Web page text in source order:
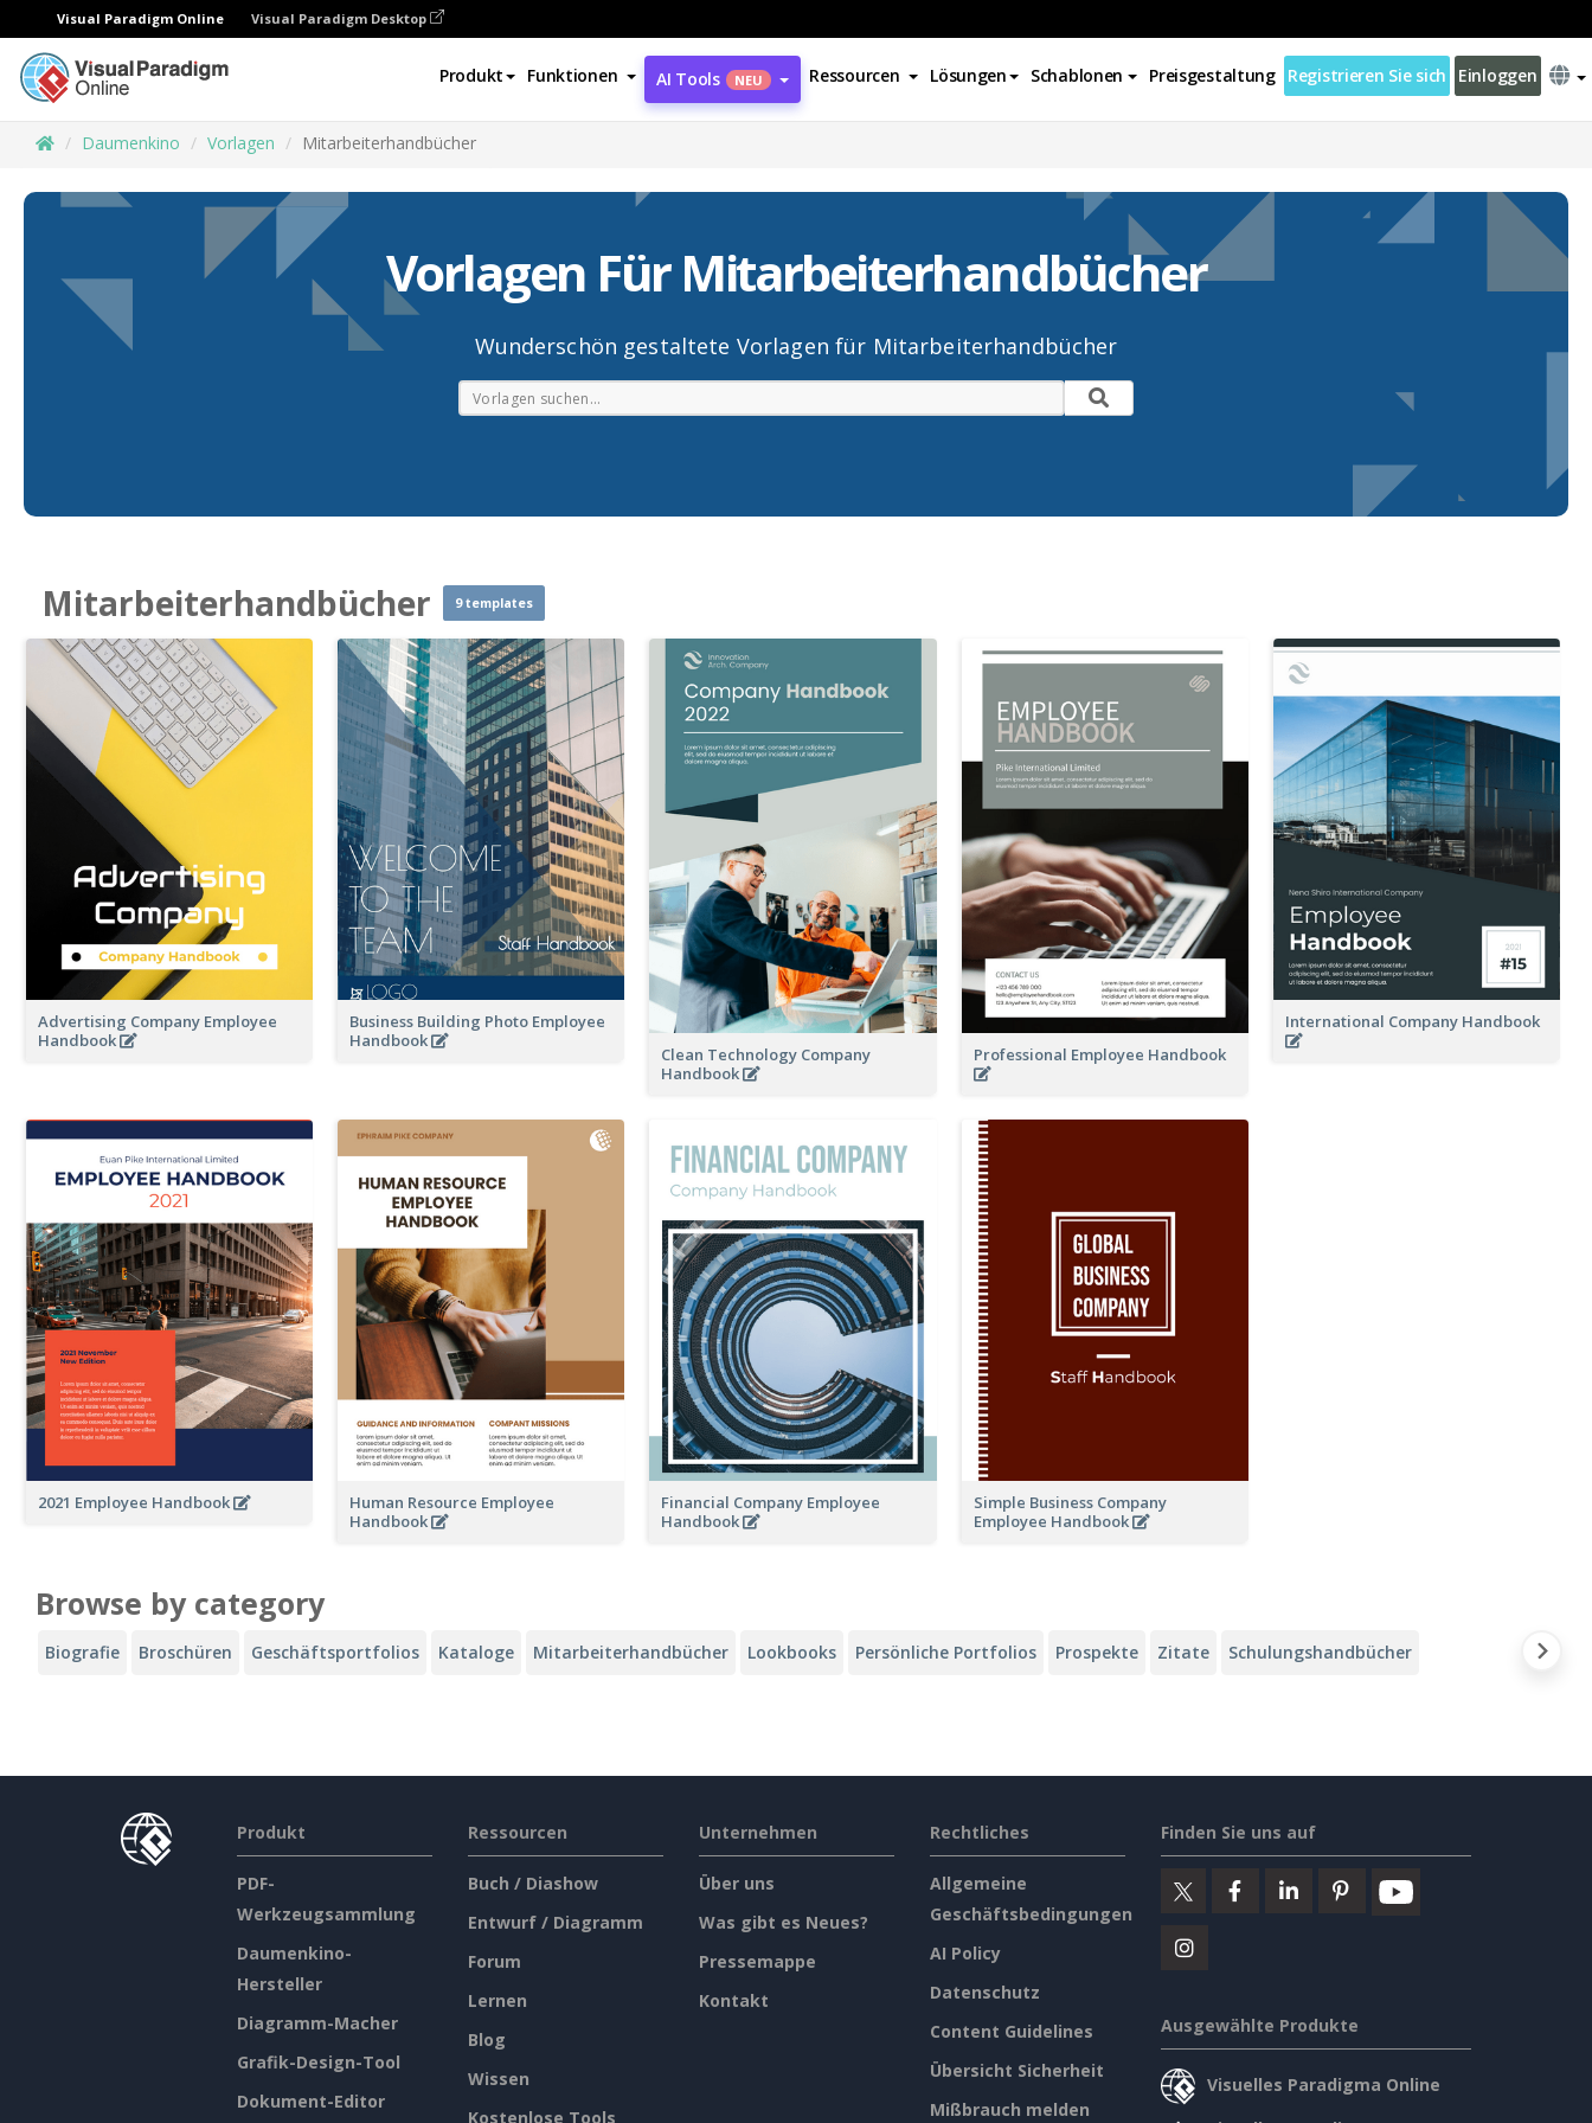
Visual Paradigm Online Visual Paradigm Desktop
Produkt Funktionen AI Tools NEU Ressourcen Lösungen Schablonen Preisgestaltung Registrieren Sie sich Einloggen
Daumenkino Vorlagen Mitarbeiterhandbücher
Vorlagen Für Mitarbeiterhandbücher
Wunderschön gestaltete Vorlagen für Mitarbeiterhandbücher
Mitarbeiterhandbücher 9 templates
Advertising Company Employee
Handbook
Business Building Photo Employee
Handbook
Clean Technology Company
Handbook
Professional Employee Handbook
International Company Handbook
2021 Employee Handbook
Human Resource Employee
Handbook
Financial Company Employee
Handbook
Simple Business Company
Employee Handbook
Browse by category
Biografie Broschüren Geschäftsportfolios Kataloge Mitarbeiterhandbücher Lookbooks Persönliche Portfolios Prospekte Zitate Schulungshandbücher
Produkt
PDF-
Werkzeugsammlung
Daumenkino-
Hersteller
Diagramm-Macher
Grafik-Design-Tool
Dokument-Editor
Ressourcen
Buch / Diashow
Entwurf / Diagramm
Forum
Lernen
Blog
Wissen
Kostenlose Tools
Unternehmen
Über uns
Was gibt es Neues?
Pressemappe
Kontakt
Rechtliches
Allgemeine
Geschäftsbedingungen
AI Policy
Datenschutz
Content Guidelines
Übersicht Sicherheit
Mißbrauch melden
Finden Sie uns auf
Ausgewählte Produkte
Visuelles Paradigma Online